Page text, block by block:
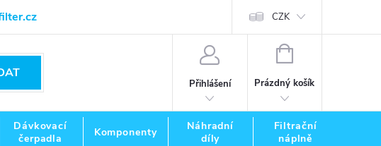
CZK
Přihlášení
NÁKUPNÍ
Prázdný košík
Dávkovací
čerpadla
Komponenty
Náhradní
díly
Filtrační
náplně